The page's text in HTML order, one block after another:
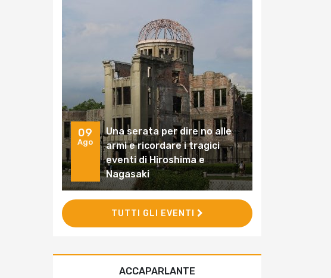
09
Ago
Una serata per dire no alle
armi e ricordare i tragici
eventi di Hiroshima e
Nagasaki
TUTTI GLI EVENTI
ACCAPARLANTE